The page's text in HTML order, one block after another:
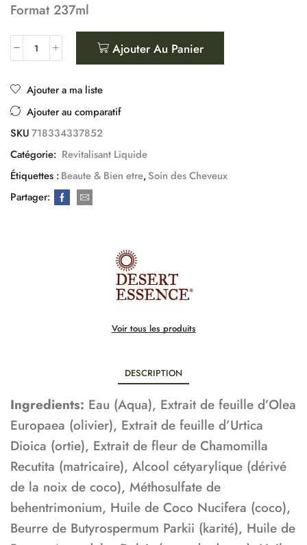
Format 237ml
Ajouter Au Panier
Ajouter a ma liste
Ajouter au comparatif
SKU718334337852
Catégorie: Revitalisant Liquide
Étiquettes :Beaute & Bien etre,Soin des Cheveux
Partager:
Voir tous les produits
DESCRIPTION
Ingredients: Eau (Aqua), Extrait de feuille d’Olea
Europaea (olivier), Extrait de feuille d’Urtica
Dioica (ortie), Extrait de fleur de Chamomilla
Recutita (matricaire), Alcool cétyarylique (dérivé
de la noix de coco), Méthosulfate de
behentrimonium, Huile de Coco Nucifera (coco),
Beurre de Butyrospermum Parkii (karité), Huile de